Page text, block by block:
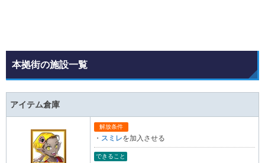
本拠街の施設一覧
アイテム倉庫
解放条件
・ スミレを加入させる
できること